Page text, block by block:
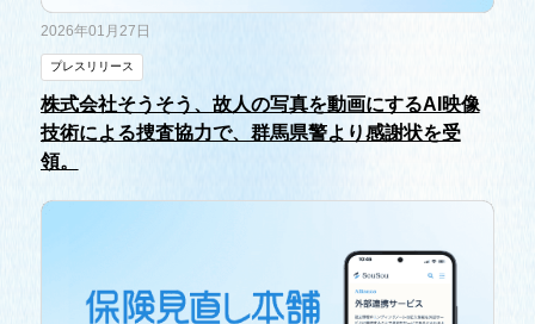
2026年01月27日
プレスリリース
株式会社そうそう、故人の写真を動画にするAI映像
技術による捜査協力で、群馬県警より感謝状を受
領。